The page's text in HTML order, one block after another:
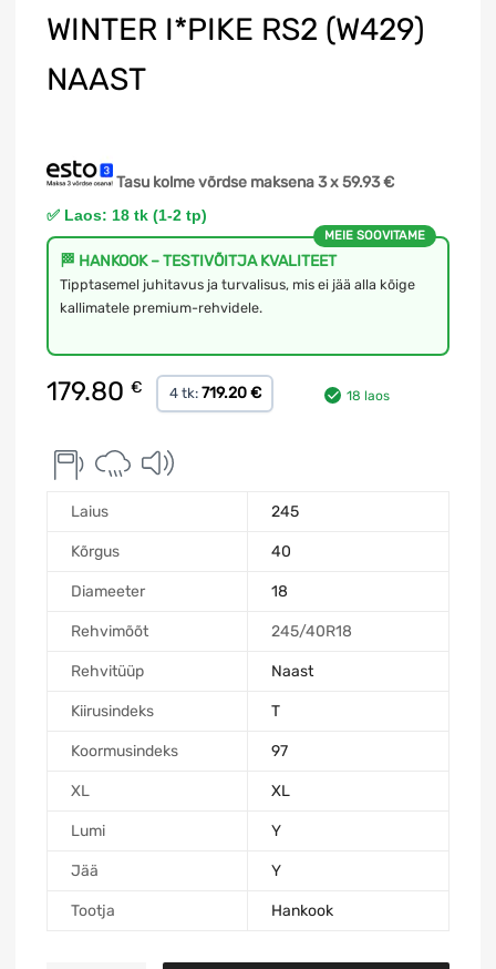
WINTER I*PIKE RS2 (W429)
NAAST
Tasu kolme võrdse maksena 3 x59.93€
✅ Laos: 18 tk (1-2 tp)
MEIE SOOVITAME
🏁 HANKOOK – TESTIVÕITJA KVALITEET
Tipptasemel juhitavus ja turvalisus, mis ei jää alla kõige
kallimatele premium-rehvidele.
179.80 € 4 tk: 719.20 € 18 laos
Laius 245
Kõrgus 40
Diameeter 18
Rehvimõõt 245/40R18
Rehvitüüp Naast
Kiirusindeks T
Koormusindeks 97
XL XL
Lumi Y
Jää Y
Tootja Hankook